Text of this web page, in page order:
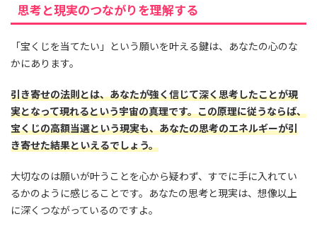
思考と現実のつながりを理解する
「宝くじを当てたい」という願いを叶える鍵は、あなたの心のな
かにあります。
引き寄せの法則とは、あなたが強く信じて深く思考したことが現
実となって現れるという宇宙の真理です。この原理に従うならば、
宝くじの高額当選という現実も、あなたの思考のエネルギーが引
き寄せた結果といえるでしょう。
大切なのは願いが叶うことを心から疑わず、すでに手に入れてい
るかのように感じることです。あなたの思考と現実は、想像以上
に深くつながっているのですよ。